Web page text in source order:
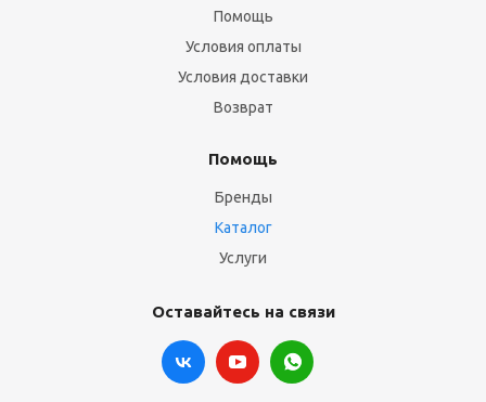
Помощь
Условия оплаты
Условия доставки
Возврат
Помощь
Бренды
Каталог
Услуги
Оставайтесь на связи